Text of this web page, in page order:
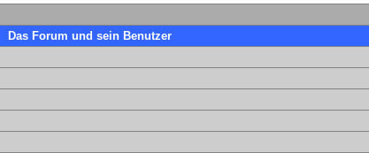
Das Forum und sein Benutzer